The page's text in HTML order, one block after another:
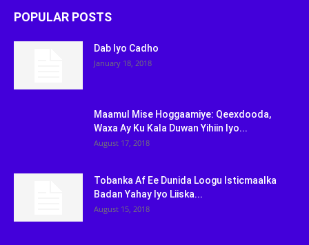
POPULAR POSTS
Dab Iyo Cadho
January 18, 2018
Maamul Mise Hoggaamiye: Qeexdooda,
Waxa Ay Ku Kala Duwan Yihiin Iyo...
August 17, 2018
Tobanka Af Ee Dunida Loogu Isticmaalka
Badan Yahay Iyo Liiska...
August 15, 2018